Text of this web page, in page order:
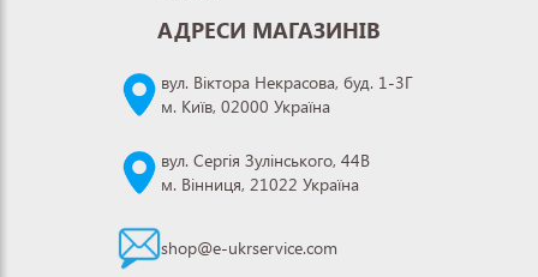
АДРЕСИ МАГАЗИНІВ
вул. Віктора Некрасова, буд. 1-3Г
м. Київ, 02000 Україна
вул. Сергія Зулінського, 44В
м. Вінниця, 21022 Україна
shop@e-ukrservice.com